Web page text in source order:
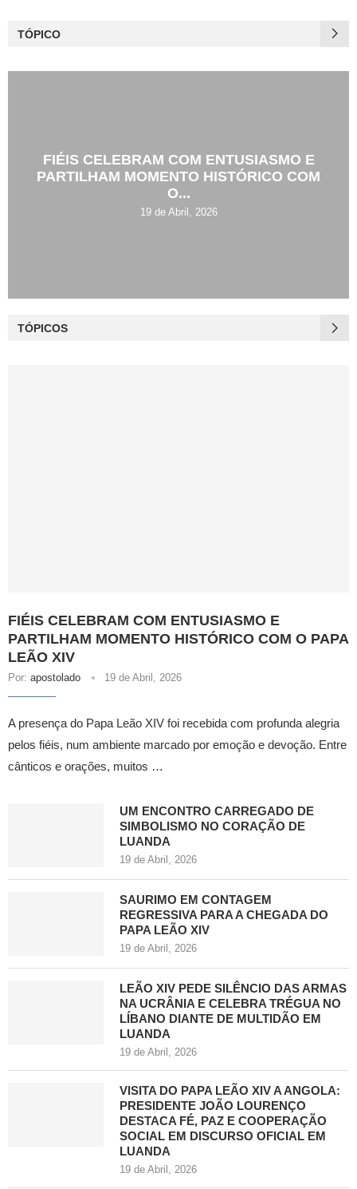
TÓPICO
FIÉIS CELEBRAM COM ENTUSIASMO E
PARTILHAM MOMENTO HISTÓRICO COM
O...
19 de Abril, 2026
TÓPICOS
FIÉIS CELEBRAM COM ENTUSIASMO E
PARTILHAM MOMENTO HISTÓRICO COM O PAPA
LEÃO XIV
Por: apostolado 19 de Abril, 2026
A presença do Papa Leão XIV foi recebida com profunda alegria
pelos fiéis, num ambiente marcado por emoção e devoção. Entre
cânticos e orações, muitos …
UM ENCONTRO CARREGADO DE
SIMBOLISMO NO CORAÇÃO DE
LUANDA
19 de Abril, 2026
SAURIMO EM CONTAGEM
REGRESSIVA PARA A CHEGADA DO
PAPA LEÃO XIV
19 de Abril, 2026
LEÃO XIV PEDE SILÊNCIO DAS ARMAS
NA UCRÂNIA E CELEBRA TRÉGUA NO
LÍBANO DIANTE DE MULTIDÃO EM
LUANDA
19 de Abril, 2026
VISITA DO PAPA LEÃO XIV A ANGOLA:
PRESIDENTE JOÃO LOURENÇO
DESTACA FÉ, PAZ E COOPERAÇÃO
SOCIAL EM DISCURSO OFICIAL EM
LUANDA
19 de Abril, 2026